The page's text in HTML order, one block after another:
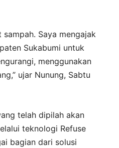
Saya mengajak
Sukabumi untuk
menggunakan
ujar Nunung, Sabtu
telah dipilah akan
teknologi Refuse
bagian dari solusi